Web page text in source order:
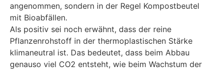
angenommen, sondern in der Regel Kompostbeutel
mit Bioabfällen.
Als positiv sei noch erwähnt, dass der reine
Pflanzenrohstoff in der thermoplastischen Stärke
klimaneutral ist. Das bedeutet, dass beim Abbau
genauso viel CO2 entsteht, wie beim Wachstum der